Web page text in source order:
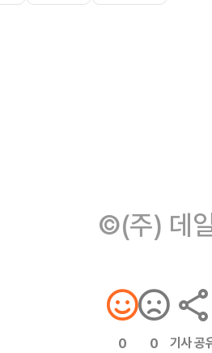
©(주) 데
0 0 기사 공